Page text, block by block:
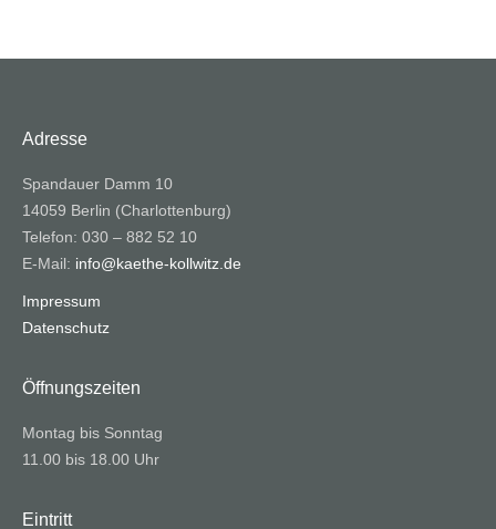
Adresse
Spandauer Damm 10
14059 Berlin (Charlottenburg)
Telefon: 030 – 882 52 10
E-Mail: info@kaethe-kollwitz.de
Impressum
Datenschutz
Öffnungszeiten
Montag bis Sonntag
11.00 bis 18.00 Uhr
Eintritt